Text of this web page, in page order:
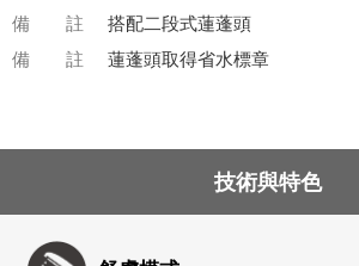
備 註
搭配二段式蓮蓬頭
備 註
蓮蓬頭取得省水標章
技術與特色